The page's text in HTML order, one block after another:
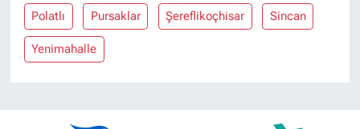
Polatlı Pursaklar Şereflikoçhisar Sincan
Yenimahalle